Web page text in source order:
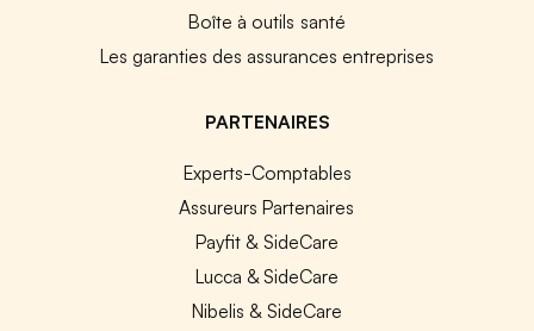
Boîte à outils santé
Les garanties des assurances entreprises
PARTENAIRES
Experts-Comptables
Assureurs Partenaires
Payfit & SideCare
Lucca & SideCare
Nibelis & SideCare